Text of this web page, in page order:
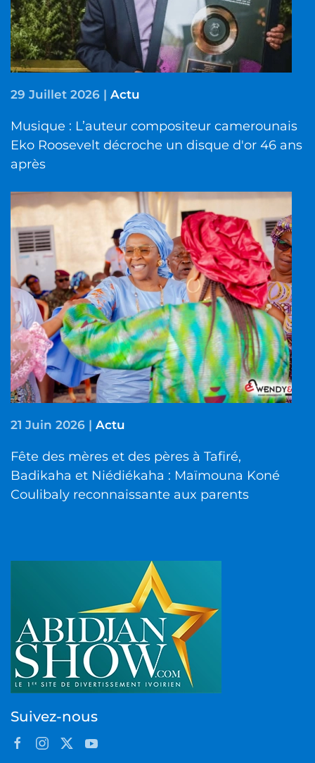
29 Juillet 2026 | Actu
Musique : L’auteur compositeur camerounais
Eko Roosevelt décroche un disque d'or 46 ans
après
21 Juin 2026 | Actu
Fête des mères et des pères à Tafiré,
Badikaha et Niédiékaha : Maïmouna Koné
Coulibaly reconnaissante aux parents
Suivez-nous